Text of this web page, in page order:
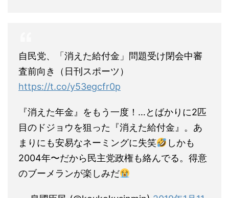
自民党、「消えた給付金」問題受け閉会中審
査前向き（日刊スポーツ）
https://t.co/y53egcfr0p
『消えた年金』をもう一度！…とばかりに2匹
目のドジョウを狙った『消えた給付金』。あ
まりにも安易なネーミングに失笑
しかも
2004年〜だから民主党政権も絡んでる。得意
のブーメランが楽しみだ